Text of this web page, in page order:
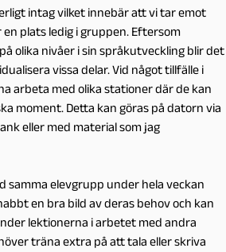
intag vilket innebär att vi tar emot
plats ledig i gruppen. Eftersom
olika nivåer i sin språkutveckling blir det
vissa delar. Vid något tillfälle i
arbeta med olika stationer där de kan
moment. Detta kan göras på datorn via
eller med material som jag
samma elevgrupp under hela veckan
en bra bild av deras behov och kan
lektionerna i arbetet med andra
träna extra på att tala eller skriva